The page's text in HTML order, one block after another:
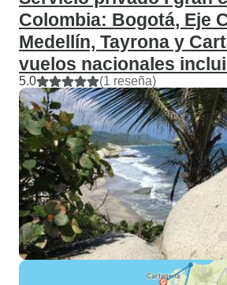
Colombia: Bogotá, Eje
Medellín, Tayrona y
vuelos nacionales
5.0 (1 reseña)